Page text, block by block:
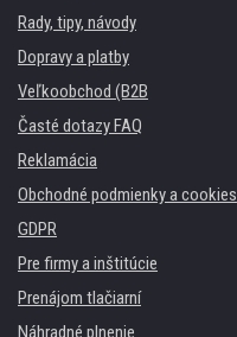
Rady, tipy, návody
Dopravy a platby
Veľkoobchod (B2B
Časté dotazy FAQ
Reklamácia
Obchodné podmienky a cookies
GDPR
Pre firmy a inštitúcie
Prenájom tlačiarní
Náhradné plnenie